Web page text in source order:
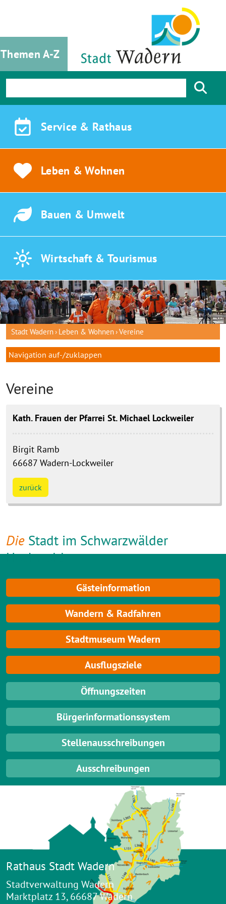
Themen A-Z
Service & Rathaus
Leben & Wohnen
Bauen & Umwelt
Wirtschaft & Tourismus
Stadt Wadern Leben & Wohnen Vereine
Navigation auf-/zuklappen
Vereine
Kath. Frauen der Pfarrei St. Michael Lockweiler
Birgit Ramb
66687 Wadern-Lockweiler
zurück
Die Stadt im Schwarzwälder
Hochwald
Gästeinformation
Wandern & Radfahren
Stadtmuseum Wadern
Ausflugsziele
Öffnungszeiten
Bürgerinformationssystem
Stellenausschreibungen
Ausschreibungen
Rathaus Stadt Wadern
Stadtverwaltung Wadern
Marktplatz 13, 66687 Wadern